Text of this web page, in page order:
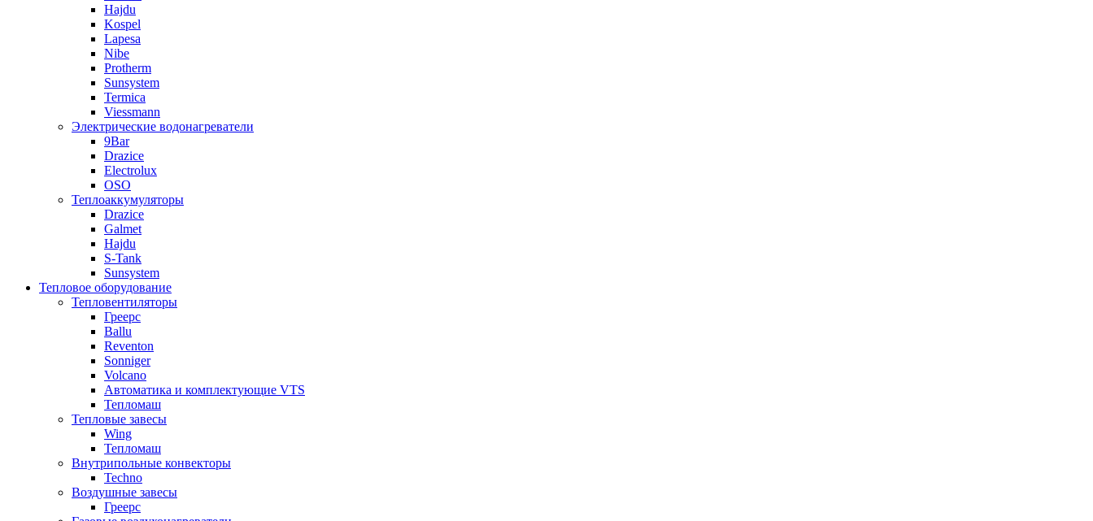
Hajdu
Kospel
Lapesa
Nibe
Protherm
Sunsystem
Termica
Viessmann
Электрические водонагреватели
9Bar
Drazice
Electrolux
OSO
Теплоаккумуляторы
Drazice
Galmet
Hajdu
S-Tank
Sunsystem
Тепловое оборудование
Тепловентиляторы
Греерс
Ballu
Reventon
Sonniger
Volcano
Автоматика и комплектующие VTS
Тепломаш
Тепловые завесы
Wing
Тепломаш
Внутрипольные конвекторы
Techno
Воздушные завесы
Греерс